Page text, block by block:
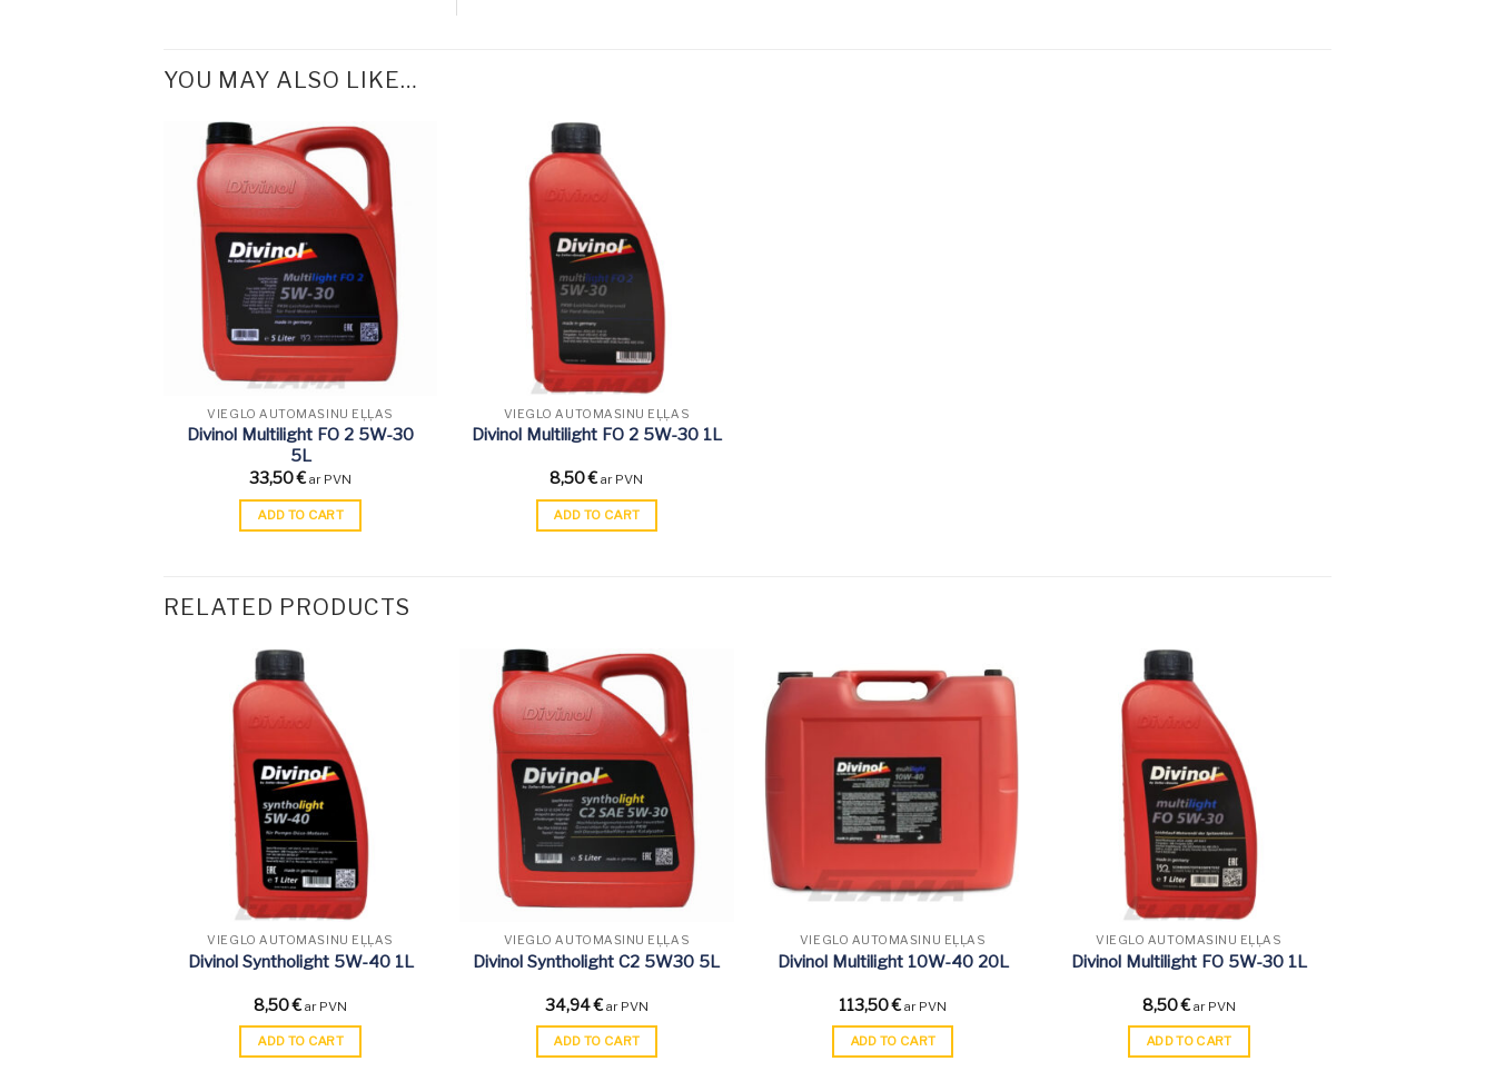
YOU MAY ALSO LIKE…
VIEGLO AUTOMAŠĪNU EĻĻAS
Divinol Multilight FO 2 5W-30
5L
33,50€ ar PVN
ADD TO CART
VIEGLO AUTOMAŠĪNU EĻĻAS
Divinol Multilight FO 2 5W-30 1L
8,50€ ar PVN
ADD TO CART
RELATED PRODUCTS
VIEGLO AUTOMAŠĪNU EĻĻAS
Divinol Syntholight 5W-40 1L
8,50€ ar PVN
ADD TO CART
VIEGLO AUTOMAŠĪNU EĻĻAS
Divinol Syntholight C2 5W30 5L
34,94€ ar PVN
ADD TO CART
VIEGLO AUTOMAŠĪNU EĻĻAS
Divinol Multilight 10W-40 20L
113,50€ ar PVN
ADD TO CART
VIEGLO AUTOMAŠĪNU EĻĻAS
Divinol Multilight FO 5W-30 1L
8,50€ ar PVN
ADD TO CART